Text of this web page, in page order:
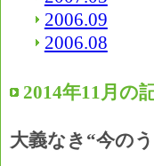
2006.09
2006.08
2014年11月の
大義なき“今の